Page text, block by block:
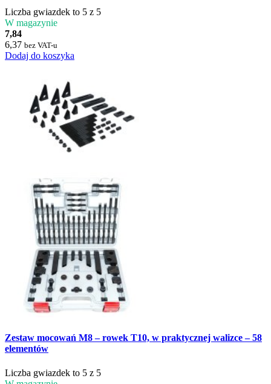
Liczba gwiazdek to 5 z 5
W magazynie
7,84
6,37 bez VAT-u
Dodaj do koszyka
Zestaw mocowań M8 – rowek T10, w praktycznej walizce – 58
elementów
Liczba gwiazdek to 5 z 5